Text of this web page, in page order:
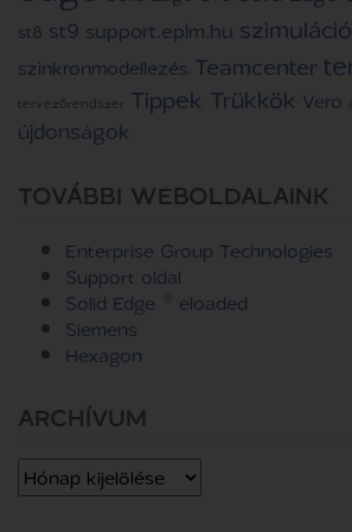
st8 st9 support.eplm.hu szimuláció
szinkronmodellezés Teamcenter
tervezőrendszer Tippek Trükkök Vero
újdonságok
TOVÁBBI WEBOLDALAINK
Enterprise Group Technologies
Support oldal
Solid Edge ® eloaded
Siemens
Hexagon
ARCHÍVUM
Archívum